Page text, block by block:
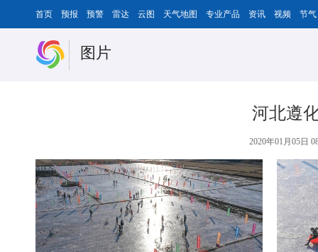
首页 预报 预警 雷达 云图 天气地图 专业产品 资讯 视频 节气
图片
河北遵
2020年01月05日